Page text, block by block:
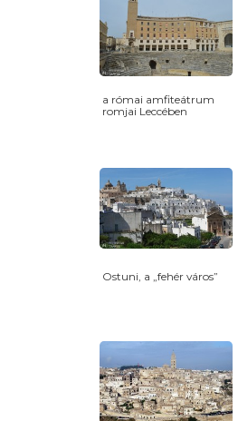
a római amfiteátrum
romjai Leccében
Ostuni, a „fehér város”